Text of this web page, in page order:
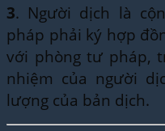
3. Người dịch là
pháp phải ký hợp
với phòng tư pháp,
nhiệm của người
lượng của bản dịch.